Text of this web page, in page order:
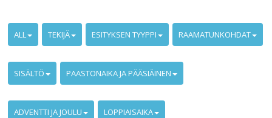
ALL TEKIJÄ ESITYKSEN TYYPPI RAAMATUNKOHDAT
SISÄLTÖ PAASTONAIKA JA PÄÄSIÄINEN
ADVENTTI JA JOULU LOPPIAISAIKA